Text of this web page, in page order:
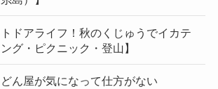
ドアライフ！秋のくじゅうでイカテ
グ・ピクニック・登山】
ん屋が気になって仕方がない